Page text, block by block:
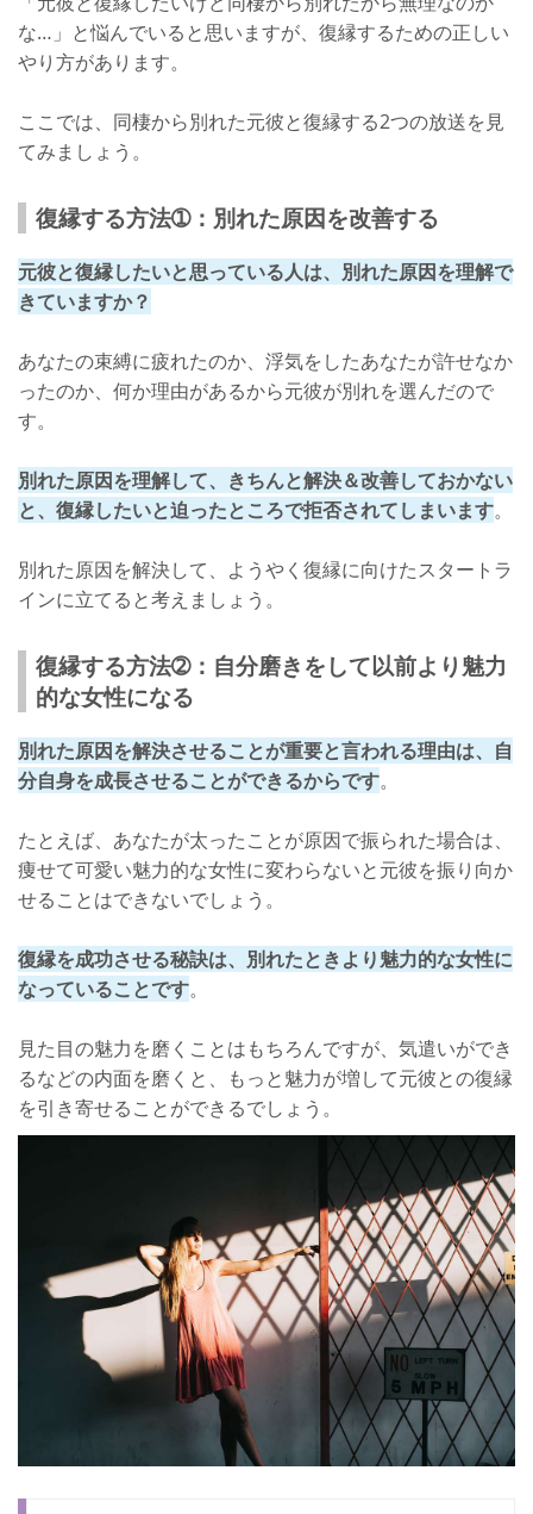
な…」と悩んでいると思いますが、復縁するための正しい
やり方があります。
ここでは、同棲から別れた元彼と復縁する2つの放送を見
てみましょう。
復縁する方法➀：別れた原因を改善する
元彼と復縁したいと思っている人は、別れた原因を理解で
きていますか？
あなたの束縛に疲れたのか、浮気をしたあなたが許せなか
ったのか、何か理由があるから元彼が別れを選んだので
す。
別れた原因を理解して、きちんと解決＆改善しておかない
と、復縁したいと迫ったところで拒否されてしまいます。
別れた原因を解決して、ようやく復縁に向けたスタートラ
インに立てると考えましょう。
復縁する方法➁：自分磨きをして以前より魅力
的な女性になる
別れた原因を解決させることが重要と言われる理由は、自
分自身を成長させることができるからです。
たとえば、あなたが太ったことが原因で振られた場合は、
痩せて可愛い魅力的な女性に変わらないと元彼を振り向か
せることはできないでしょう。
復縁を成功させる秘訣は、別れたときより魅力的な女性に
なっていることです。
見た目の魅力を磨くことはもちろんですが、気遣いができ
るなどの内面を磨くと、もっと魅力が増して元彼との復縁
を引き寄せることができるでしょう。